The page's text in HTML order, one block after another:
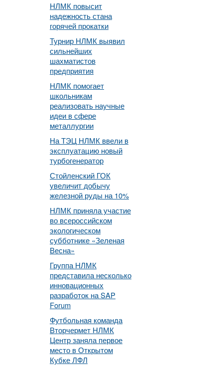
НЛМК повысит
надежность стана
горячей прокатки
Турнир НЛМК выявил
сильнейших
шахматистов
предприятия
НЛМК помогает
школьникам
реализовать научные
идеи в сфере
металлургии
На ТЭЦ НЛМК ввели в
эксплуатацию новый
турбогенератор
Стойленский ГОК
увеличит добычу
железной руды на 10%
НЛМК приняла участие
во всероссийском
экологическом
субботнике «Зеленая
Весна»
Группа НЛМК
представила несколько
инновационных
разработок на SAP
Forum
Футбольная команда
Вторчермет НЛМК
Центр заняла первое
место в Открытом
Кубке ЛФЛ